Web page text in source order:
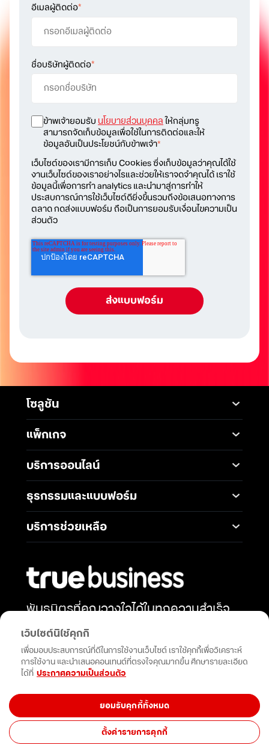
อีเมลผู้ติดต่อ*
ชื่อบริษัทผู้ติดต่อ*
ข้าพเจ้ายอมรับนโยบายส่วนบุคคลให้กลุ่มทรู
สามารถจัดเก็บข้อมูลเพื่อใช้ในการติดต่อและให้
ข้อมูลอันเป็นประโยชน์กับข้าพเจ้า*
เว็บไซต์ของเรามีการเก็บ Cookies ซึ่งเก็บข้อมูลว่าคุณได้ใช้
งานเว็บไซต์ของเราอย่างไรและช่วยให้เราจดจำคุณได้ เราใช้
ข้อมูลนี้เพื่อการทำ analytics และนำมาสู่การทำให้
ประสบการณ์การใช้เว็บไซต์ดียิ่งขึ้นรวมถึงข้อเสนอทางการ
ตลาด กดส่งแบบฟอร์ม ถือเป็นการยอมรับเงื่อนไขความเป็น
ส่วนตัว
พันธมิตรที่คุณวางใจได้ในทุกความสำเร็จ
เสริมพลังธุรกิจของคุณด้วยโซลูชัน
นวัตกรรมและการสนับสนุนที่ไม่หยุดยั้ง
กดติดตาม
โซลูชัน
Mobile
5G Infrastructure
Broadband Internet
Business Network
Wireless Network
International Gateway
Communications
Productivity and
Collaboration
Solutions
Solutions
Network & Operation
Security
Security Service
แพ็กเกจ
แพ็กเกจมือถือ
โซลูชันสำหรับ SME
บริการออนไลน์
ธุรกรรมและแบบฟอร์ม
ช่องทางการชำระค่าบริการ
การโอนกรรมสิทธิ์
การแต่งตั้งทรูเป็นตัวแทน
หักและนำส่งภาษี ณ ที่จ่าย
การสมัครบัญชีธนาคาร
การขอรับซิมใหม่เนื่องจาก
ซิมเสีย
บริการช่วยเหลือ
คำถามที่พบบ่อย
©True Corporation Public Company Limited. All rights reserved.
เว็บไซต์นี้ใช้คุกกี้
เพื่อมอบประสบการณ์ที่ดีในการใช้งานเว็บไซต์ เราใช้คุกกี้เพื่อวิเคราะห์
การใช้งาน และนำเสนอคอนเทนต์ที่ตรงใจคุณมากขึ้น ศึกษารายละเอียด
ได้ที่ ประกาศความเป็นส่วนตัว
ยอมรับคุกกี้ทั้งหมด
ตั้งค่ารายการคุกกี้